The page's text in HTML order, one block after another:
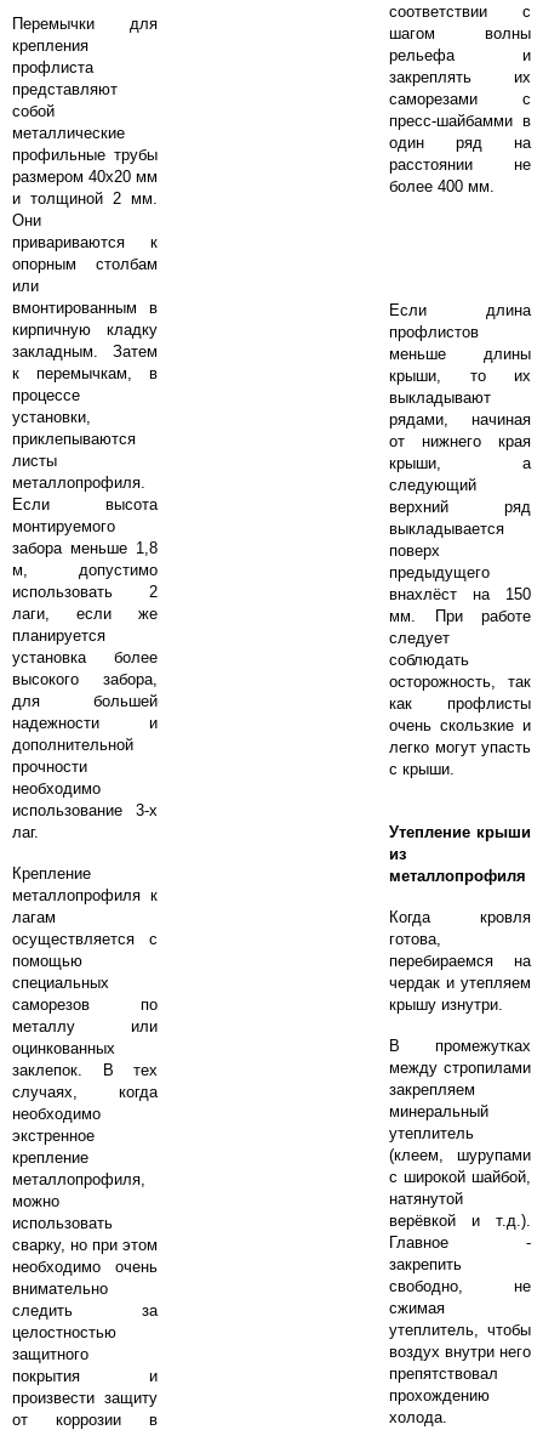
Перемычки для
крепления
профлиста
представляют
собой
металлические
профильные трубы
размером 40х20 мм
и толщиной 2 мм.
Они
привариваются к
опорным столбам
или
вмонтированным в
кирпичную кладку
закладным. Затем
к перемычкам, в
процессе
установки,
приклепываются
листы
металлопрофиля.
Если высота
монтируемого
забора меньше 1,8
м, допустимо
использовать 2
лаги, если же
планируется
установка более
высокого забора,
для большей
надежности и
дополнительной
прочности
необходимо
использование 3-х
лаг.
Крепление
металлопрофиля к
лагам
осуществляется с
помощью
специальных
саморезов по
металлу или
оцинкованных
заклепок. В тех
случаях, когда
необходимо
экстренное
крепление
металлопрофиля,
можно
использовать
сварку, но при этом
необходимо очень
внимательно
следить за
целостностью
защитного
покрытия и
произвести защиту
от коррозии в
соответствии с
шагом волны
рельефа и
закреплять их
саморезами с
пресс-шайбамми в
один ряд на
расстоянии не
более 400 мм.
Если длина
профлистов
меньше длины
крыши, то их
выкладывают
рядами, начиная
от нижнего края
крыши, а
следующий
верхний ряд
выкладывается
поверх
предыдущего
внахлёст на 150
мм. При работе
следует
соблюдать
осторожность, так
как профлисты
очень скользкие и
легко могут упасть
с крыши.
Утепление крыши
из
металлопрофиля
Когда кровля
готова,
перебираемся на
чердак и утепляем
крышу изнутри.
В промежутках
между стропилами
закрепляем
минеральный
утеплитель
(клеем, шурупами
с широкой шайбой,
натянутой
верёвкой и т.д.).
Главное -
закрепить
свободно, не
сжимая
утеплитель, чтобы
воздух внутри него
препятствовал
прохождению
холода.